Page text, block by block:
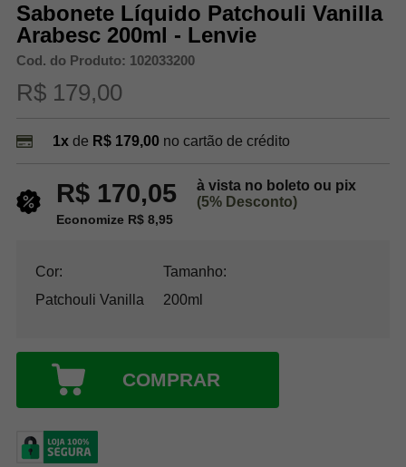
Sabonete Líquido Patchouli Vanilla
Arabesc 200ml - Lenvie
Cod. do Produto: 102033200
R$ 179,00
1xde R$ 179,00 no cartão de crédito
R$ 170,05
à vista no boleto ou pix
(5% Desconto)
Economize R$ 8,95
Cor:
Patchouli Vanilla
Tamanho:
200ml
COMPRAR